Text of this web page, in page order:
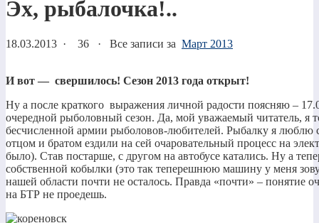
Эх, рыбалочка!..
18.03.2013 · 36 · Все записи за Март 2013
И вот — свершилось! Сезон 2013 года открыт!
Ну а после краткого выражения личной радости поясняю –
очередной рыболовный сезон. Да, мой уважаемый читатель, я
бесчисленной армии рыболовов-любителей. Рыбалку я люблю
отцом и братом ездили на сей очаровательный процесс на
было). Став постарше, с другом на автобусе катались. Ну а
собственной кобылки (это так теперешнюю машину у меня
нашей области почти не осталось. Правда «почти» – понятие
на БТР не проедешь.